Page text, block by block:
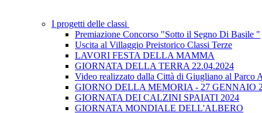
I progetti delle classi
Premiazione Concorso "Sotto il Segno Di Basile "
Uscita al Villaggio Preistorico Classi Terze
LAVORI FESTA DELLA MAMMA
GIORNATA DELLA TERRA 22.04.2024
Video realizzato dalla Città di Giugliano al Parco
GIORNO DELLA MEMORIA - 27 GENNAIO
GIORNATA DEI CALZINI SPAIATI 2024
GIORNATA MONDIALE DELL'ALBERO